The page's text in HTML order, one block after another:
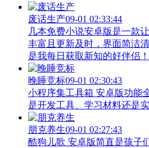
废话生产09-01 02:33:44
几本免费小说安卓版是一款
丰富且更新及时，界面简洁
是我每日获取新知的好伴侣！
晚睡竞标09-01 02:30:43
小程序集工具箱 安卓版功能
是开发工具、学习材料还是
朋克养生09-01 02:27:43
酷狗儿歌 安卓版简直是孩子